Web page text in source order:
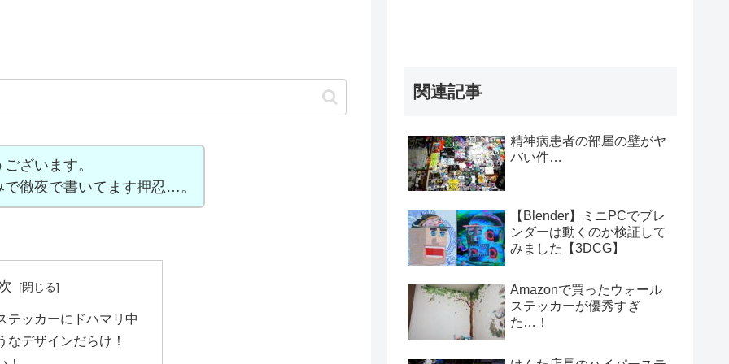
ざいます。
で徹夜で書いてます押忍…。
テッカーにドハマリ中
なデザインだらけ！
関連記事
精神病患者の部屋の壁がヤ
バい件…
【Blender】ミニPCでブレ
ンダーは動くのか検証して
みました【3DCG】
Amazonで買ったウォール
ステッカーが優秀すぎ
た…！